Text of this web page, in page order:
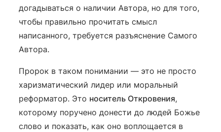
догадываться о наличии Автора, но для того,
чтобы правильно прочитать смысл
написанного, требуется разъяснение Самого
Автора.
Пророк в таком понимании — это не просто
харизматический лидер или моральный
реформатор. Это носитель Откровения,
которому поручено донести до людей Божье
слово и показать, как оно воплощается в